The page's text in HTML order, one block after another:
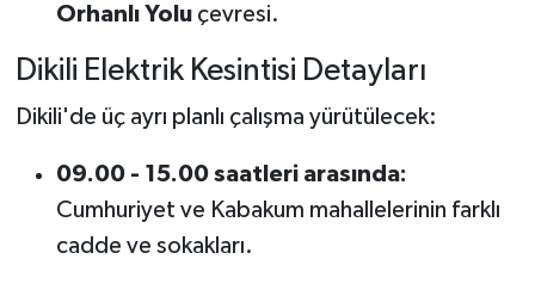
Orhanlı Yoluçevresi.
Dikili Elektrik Kesintisi Detayları
Dikili'de üç ayrı planlı çalışma yürütülecek:
09.00 - 15.00 saatleri arasında:
Cumhuriyet ve Kabakum mahallelerinin farklı
cadde ve sokakları.